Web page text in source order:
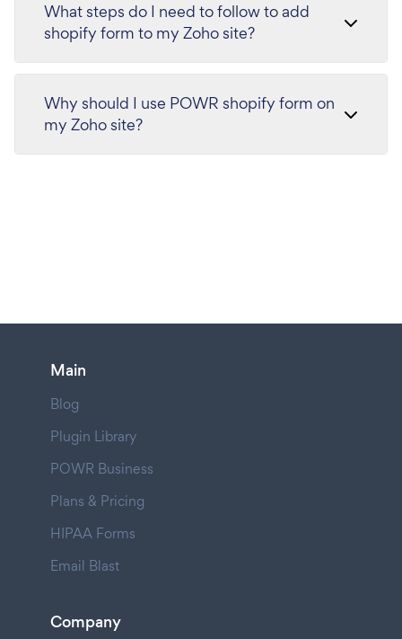
What steps do I need to follow to add
shopify form to my Zoho site?
Why should I use POWR shopify form on
my Zoho site?
Main
Blog
Plugin Library
POWR Business
Plans & Pricing
HIPAA Forms
Email Blast
Company